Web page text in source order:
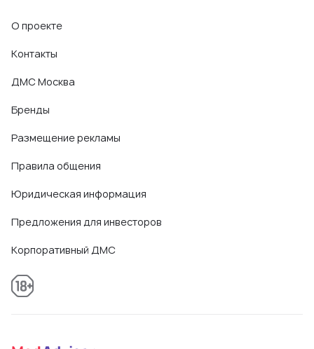
О проекте
Контакты
ДМС Москва
Бренды
Размещение рекламы
Правила общения
Юридическая информация
Предложения для инвесторов
Корпоративный ДМС